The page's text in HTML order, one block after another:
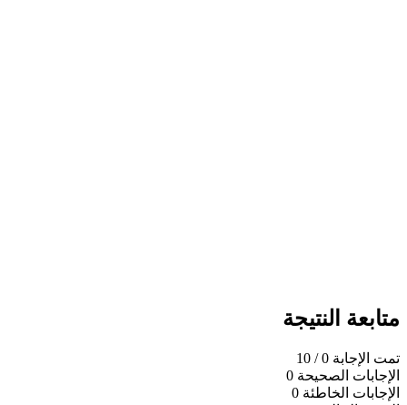
متابعة النتيجة
تمت الإجابة 0
/ 10
الإجابات الصحيحة 0
الإجابات الخاطئة 0